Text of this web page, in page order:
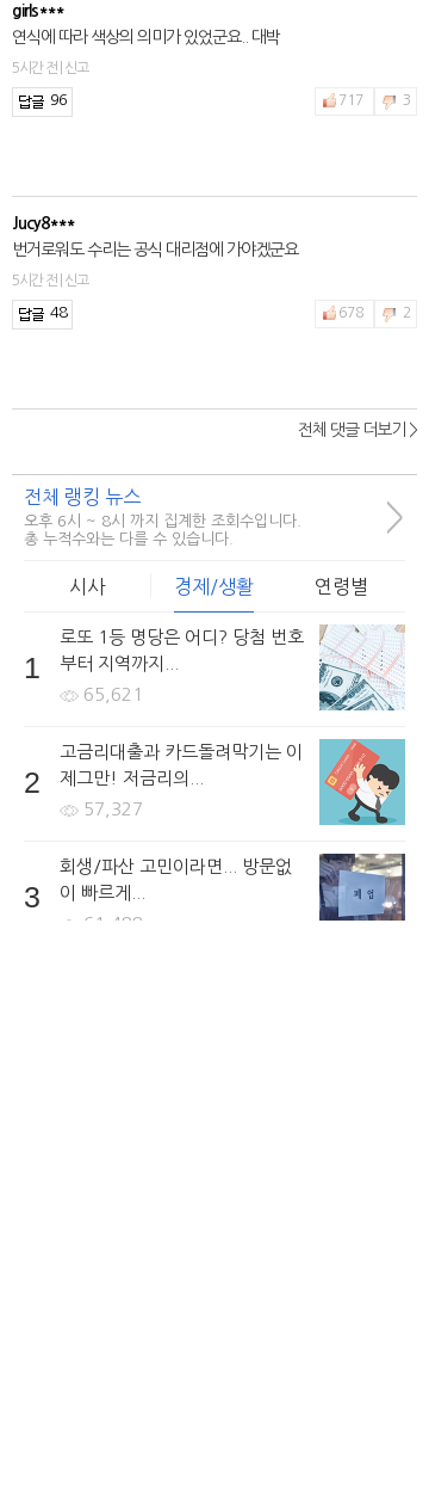
girls***
연식에 따라 색상의 의미가 있었군요.. 대박
5시간 전 | 신고
96 717 3
Jucy8***
번거로워도 수리는 공식 대리점에 가야겠군요
5시간 전 | 신고
48 678 2
전체 댓글 더보기 >
전체 랭킹 뉴스
오후 6시 ~ 8시 까지 집계한 조회수입니다.
총 누적수와는 다를 수 있습니다.
>
시사 경제/생활 연령별
1
로또 1등 명당은 어디? 당첨 번호
부터 지역까지...
65,621
2
고금리대출과 카드돌려막기는 이
제그만! 저금리의...
57,327
3
회생/파산 고민이라면... 방문없
이 빠르게...
61,488